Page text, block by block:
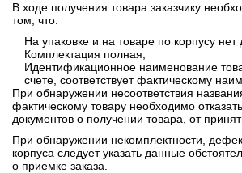
В ходе получения товара заказчику
том, что:
На упаковке и на товаре по корпусу нет
Комплектация полная;
Идентификационное наименование
счете, соответствует фактическому
При обнаружении несоответствия
фактическому товару необходимо
документов о получении товара, от
При обнаружении некомплектности,
корпуса следует указать данные
о приемке заказа.